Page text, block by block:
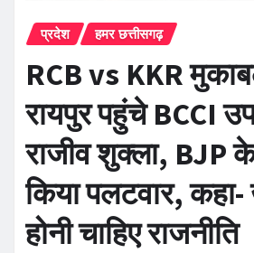
प्रदेश हमर छत्तीसगढ़
RCB vs KKR
रायपुर पहुंचे BCCI
राजीव शुक्ला, BJP
किया पलटवार,
होनी चाहिए राजनीति